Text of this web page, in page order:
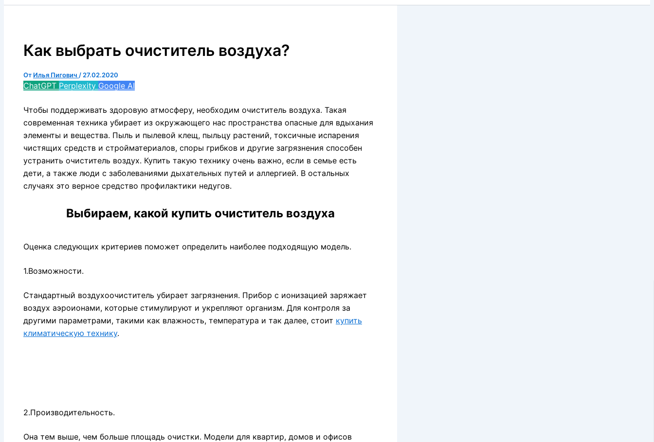
Как выбрать очиститель воздуха?
От Илья Пигович / 27.02.2020
ChatGPT Perplexity Google AI
Чтобы поддерживать здоровую атмосферу, необходим очиститель воздуха. Такая
современная техника убирает из окружающего нас пространства опасные для вдыхания
элементы и вещества. Пыль и пылевой клещ, пыльцу растений, токсичные испарения
чистящих средств и стройматериалов, споры грибков и другие загрязнения способен
устранить очиститель воздух. Купить такую технику очень важно, если в семье есть
дети, а также люди с заболеваниями дыхательных путей и аллергией. В остальных
случаях это верное средство профилактики недугов.
Выбираем, какой купить очиститель воздуха
Оценка следующих критериев поможет определить наиболее подходящую модель.
1.Возможности.
Стандартный воздухоочиститель убирает загрязнения. Прибор с ионизацией заряжает
воздух аэроионами, которые стимулируют и укрепляют организм. Для контроля за
другими параметрами, такими как влажность, температура и так далее, стоит купить
климатическую технику.
2.Производительность.
Она тем выше, чем больше площадь очистки. Модели для квартир, домов и офисов